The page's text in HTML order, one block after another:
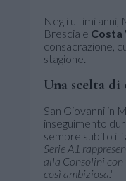
Negli ultimi
Brescia e Costa
consacrazione,
stagione.
Una scelta di
San Giovanni in
inseguimento
sempre subito il
Serie A1
alla Consolini con
così ambiziosa."